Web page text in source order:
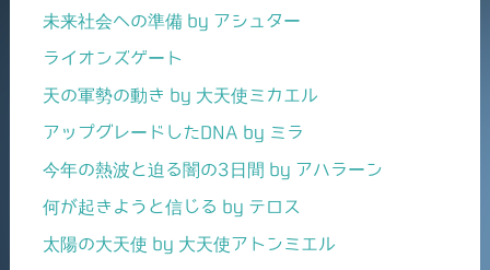
未来社会への準備 by アシュター
ライオンズゲート
天の軍勢の動き by 大天使ミカエル
アップグレードしたDNA by ミラ
今年の熱波と迫る闇の3日間 by アハラーン
何が起きようと信じる by テロス
太陽の大天使 by 大天使アトンミエル